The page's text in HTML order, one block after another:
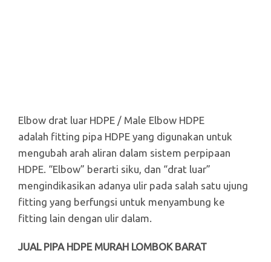
Elbow drat luar HDPE / Male Elbow HDPE
adalah fitting pipa HDPE yang digunakan untuk
mengubah arah aliran dalam sistem perpipaan
HDPE. “Elbow” berarti siku, dan “drat luar”
mengindikasikan adanya ulir pada salah satu ujung
fitting yang berfungsi untuk menyambung ke
fitting lain dengan ulir dalam.
JUAL PIPA HDPE MURAH LOMBOK BARAT